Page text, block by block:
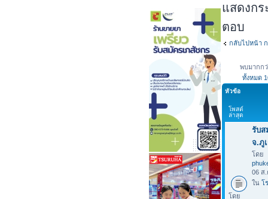
แสดงกร
ตอบ
กลับไปหน้า
พบมากก
ทั้งหมด
หัวข้อ
โพสต์
ล่าสุด
รับส
จ.ภู
โดย
06 ส.
ใน โ
โดย